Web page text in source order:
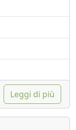
Leggi di più